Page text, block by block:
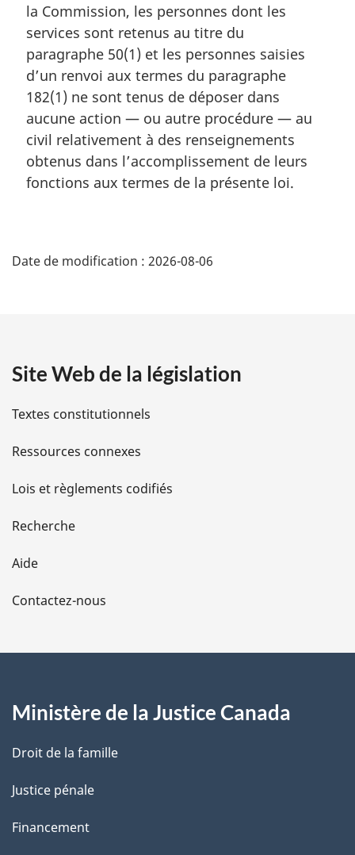
g
i
n
a
l
e
:
la Commission, les personnes dont les
services sont retenus au titre du
paragraphe 50(1) et les personnes saisies
d’un renvoi aux termes du paragraphe
182(1) ne sont tenus de déposer dans
aucune action — ou autre procédure — au
civil relativement à des renseignements
obtenus dans l’accomplissement de leurs
fonctions aux termes de la présente loi.
é
i
l
s
d
e
l
a
e
Date de modification : 2026-08-06
Site Web de la législation
Textes constitutionnels
Ressources connexes
Lois et règlements codifiés
Recherche
Aide
Contactez-nous
Ministère de la Justice Canada
Droit de la famille
Justice pénale
Financement